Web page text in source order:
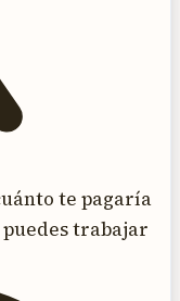
te pagaría
trabajar